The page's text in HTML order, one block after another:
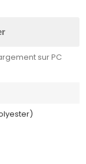
sur PC